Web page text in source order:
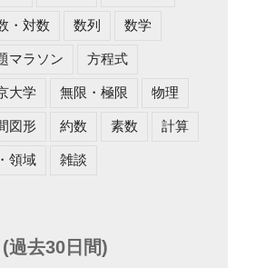
・対数 数列 数学
マラソン 方程式
大学 無限・極限 物理
図形 約数 素数 計算
領域 雑談
去30日間)